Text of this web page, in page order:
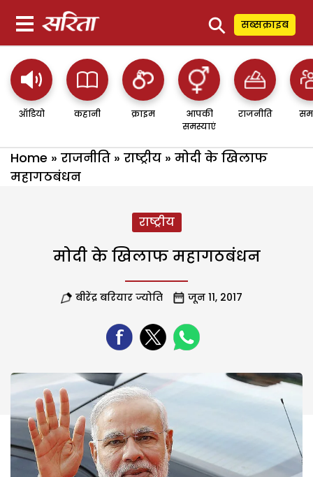
⚲ सब्सक्राइब
ऑडियो कहानी क्राइम
आपकी
समस्याएं
राजनीति
Home » राजनीति » राष्ट्रीय » मोदी के खिलाफ
महागठबंधन
राष्ट्रीय
मोदी के खिलाफ महागठबंधन
बीरेंद्र बरियार ज्योति जून 11, 2017